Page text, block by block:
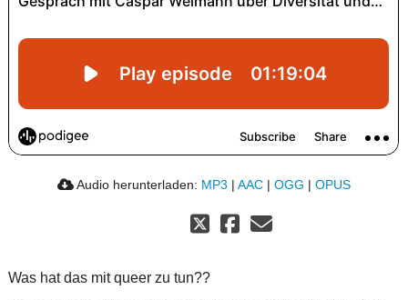
Audio herunterladen: MP3 | AAC | OGG | OPUS
Was hat das mit queer zu tun??